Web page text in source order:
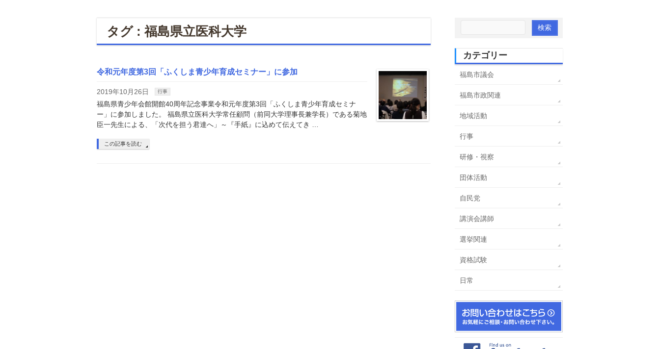
タグ : 福島県立医科大学
令和元年度第3回「ふくしま青少年育成セミナー」に参加
2019年10月26日 行事
福島県青少年会館開館40周年記念事業令和元年度第3回「ふくしま青少年育成セミナ
ー」に参加しました。 福島県立医科大学常任顧問（前同大学理事長兼学長）である菊地
臣一先生による、「次代を担う君達へ」～『手紙』に込めて伝えてき …
この記事を読む
カテゴリー
福島市議会
福島市政関連
地域活動
行事
研修・視察
団体活動
自民党
講演会講師
選挙関連
資格試験
日常